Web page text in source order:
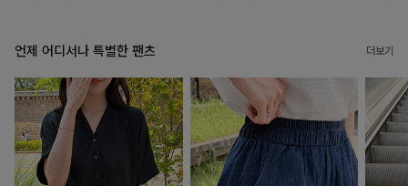
언제 어디서나 특별한 팬츠 더보기